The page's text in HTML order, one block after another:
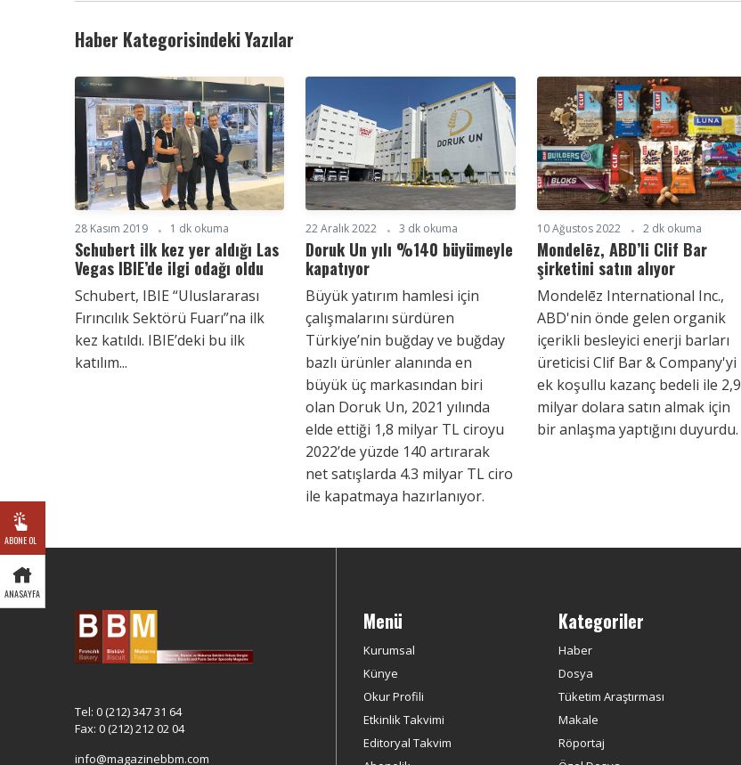
ABONE OL
ANASAYFA
Haber Kategorisindeki Yazılar
28 Kasım 2019 1 dk okuma
Schubert ilk kez yer aldığı Las
Vegas IBIE’de ilgi odağı oldu
Schubert, IBIE “Uluslararası
Fırıncılık Sektörü Fuarı”na ilk
kez katıldı. IBIE’deki bu ilk
katılım...
22 Aralık 2022 3 dk okuma
Doruk Un yılı %140 büyümeyle
kapatıyor
Büyük yatırım hamlesi için
çalışmalarını sürdüren
Türkiye’nin buğday ve buğday
bazlı ürünler alanında en
büyük üç markasından biri
olan Doruk Un, 2021 yılında
elde ettiği 1,8 milyar TL ciroyu
2022’de yüzde 140 artırarak
net satışlarda 4.3 milyar TL ciro
ile kapatmaya hazırlanıyor.
10 Ağustos 2022 2 dk okuma
Mondelēz, ABD’li Clif Bar
şirketini satın alıyor
Mondelēz International Inc.,
ABD'nin önde gelen organik
içerikli besleyici enerji barları
üreticisi Clif Bar & Company'yi
ek koşullu kazanç bedeli ile 2,9
milyar dolara satın almak için
bir anlaşma yaptığını duyurdu.
Tel: 0 (212) 347 31 64
Fax: 0 (212) 212 02 04
info@magazinebbm.com
Menü
Kurumsal
Künye
Okur Profili
Etkinlik Takvimi
Editoryal Takvim
Kategoriler
Haber
Dosya
Tüketim Araştırması
Makale
Röportaj